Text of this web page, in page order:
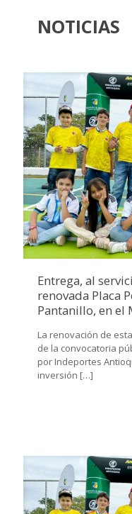
NOTICIAS
Entrega, al
renovada Placa
Pantanillo, en el
La renovación de
de la convocatoria
por Indeportes
inversión […]